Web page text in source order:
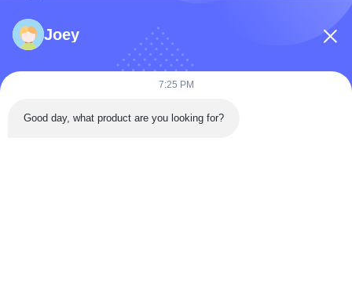
Υποβάλετε τώρα
Joey
7:25 PM
Good day, what product are you looking for?